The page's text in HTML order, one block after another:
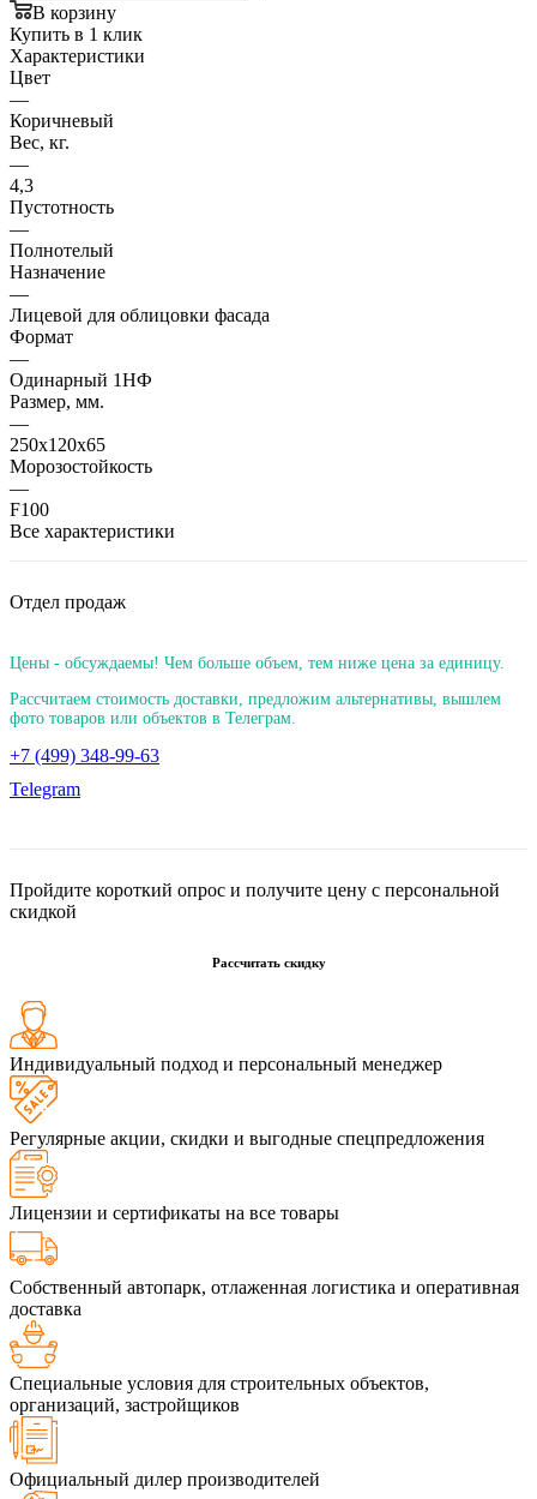
В корзину
Купить в 1 клик
Характеристики
Цвет
—
Коричневый
Вес, кг.
—
4,3
Пустотность
—
Полнотелый
Назначение
—
Лицевой для облицовки фасада
Формат
—
Одинарный 1НФ
Размер, мм.
—
250х120х65
Морозостойкость
—
F100
Все характеристики
Отдел продаж
Цены - обсуждаемы! Чем больше объем, тем ниже цена за единицу.
Рассчитаем стоимость доставки, предложим альтернативы, вышлем
фото товаров или объектов в Телеграм.
+7 (499) 348-99-63
Telegram
Пройдите короткий опрос и получите цену с персональной
скидкой
Рассчитать скидку
Индивидуальный подход и персональный менеджер
Регулярные акции, скидки и выгодные спецпредложения
Лицензии и сертификаты на все товары
Собственный автопарк, отлаженная логистика и оперативная
доставка
Специальные условия для строительных объектов,
организаций, застройщиков
Официальный дилер производителей